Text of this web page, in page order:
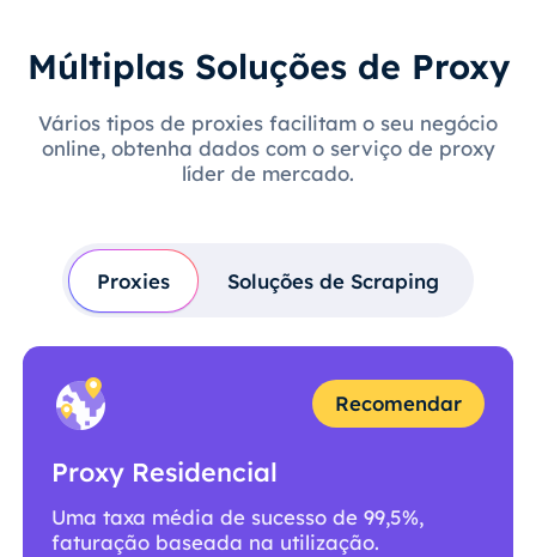
Múltiplas Soluções de Proxy
Vários tipos de proxies facilitam o seu negócio
online, obtenha dados com o serviço de proxy
líder de mercado.
Proxies Soluções de Scraping
Recomendar
Proxy Residencial
Uma taxa média de sucesso de 99,5%,
faturação baseada na utilização.